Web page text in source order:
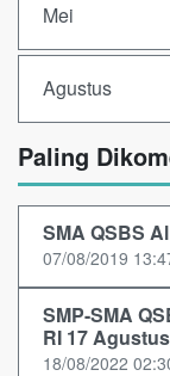
Mei
Agustus
Paling
SMA QSBS
07/08/2019
SMP-SMA
RI 17
18/08/2022